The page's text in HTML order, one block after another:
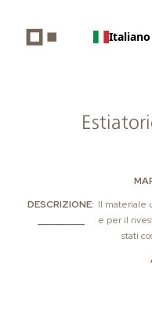
Italiano
DESCRIZIONE: Il materiale
e per il
stati